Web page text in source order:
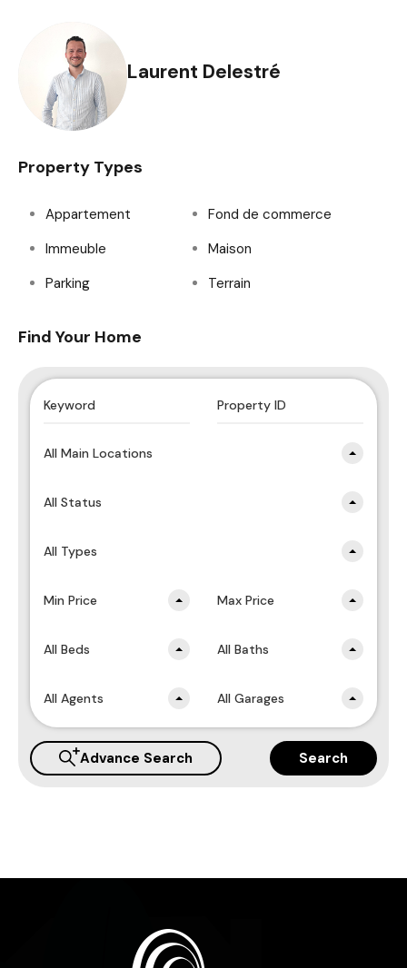
Laurent Delestré
Property Types
Appartement
Fond de commerce
Immeuble
Maison
Parking
Terrain
Find Your Home
All Main Locations
All Status
All Types
Min Price Max Price
All Beds All Baths
All Agents All Garages
Advance Search Search